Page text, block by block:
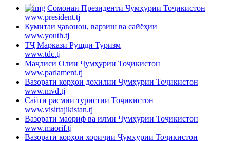
Cомонаи Президенти Ҷумҳурии Тоҷикистон
www.president.tj
Кумитаи ҷавонон, варзиш ва сайёҳии
www.youth.tj
ТҶ Маркази Рушди Туризм
www.tdc.tj
Маҷлиси Олии Ҷумҳурии Тоҷикистон
www.parlament.tj
Вазорати корҳои дохилии Ҷумҳурии Тоҷикистон
www.mvd.tj
Сайти расмии туристии Тоҷикистон
www.visittajikistan.tj
Вазорати маориф ва илми Ҷумҳурии Тоҷикистон
www.maorif.tj
Вазорати корҳои хориҷии Ҷумҳурии Тоҷикистон